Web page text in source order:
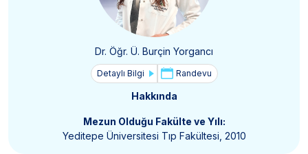
Dr. Öğr. Ü. Burçin Yorgancı
Detaylı Bilgi Randevu
Hakkında
Mezun Olduğu Fakülte ve Yılı:
Yeditepe Üniversitesi Tıp Fakültesi, 2010